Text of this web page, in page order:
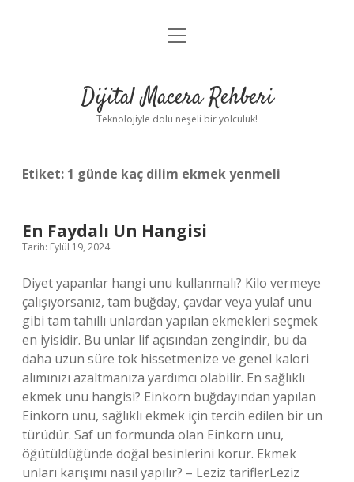
Anasayfa
Yasal Uyarı
menüyü
Dijital Macera Rehberi
Teknolojiyle dolu neşeli bir yolculuk!
Etiket: 1 günde kaç dilim ekmek yenmeli
En Faydalı Un Hangisi
Tarih: Eylül 19, 2024
Diyet yapanlar hangi unu kullanmalı? Kilo vermeye
çalışıyorsanız, tam buğday, çavdar veya yulaf unu
gibi tam tahıllı unlardan yapılan ekmekleri seçmek
en iyisidir. Bu unlar lif açısından zengindir, bu da
daha uzun süre tok hissetmenize ve genel kalori
alımınızı azaltmanıza yardımcı olabilir. En sağlıklı
ekmek unu hangisi? Einkorn buğdayından yapılan
Einkorn unu, sağlıklı ekmek için tercih edilen bir un
türüdür. Saf un formunda olan Einkorn unu,
öğütüldüğünde doğal besinlerini korur. Ekmek
unları karışımı nasıl yapılır? – Leziz tariflerLeziz